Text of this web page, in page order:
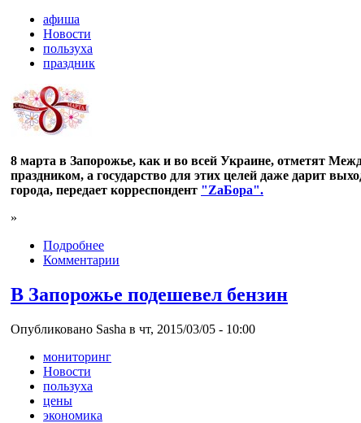
афиша
Новости
пользуха
праздник
8 марта в Запорожье, как и во всей Украине, отметят
праздником, а государство для этих целей даже дарит
города, передает корреспондент "ZaБора".
»
Подробнее
Комментарии
В Запорожье подешевел бензин
Опубликовано Sasha в чт, 2015/03/05 - 10:00
мониторинг
Новости
пользуха
цены
экономика